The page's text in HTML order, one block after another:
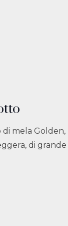
mela Golden,
di grande